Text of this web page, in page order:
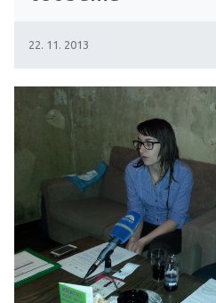
22. 11. 2013